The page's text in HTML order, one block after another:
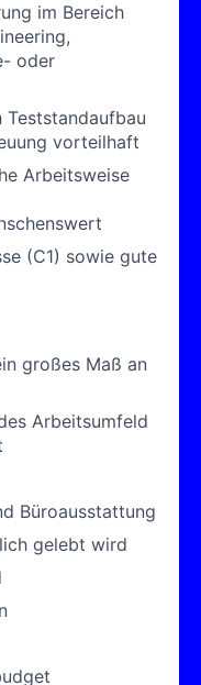
im Bereich
oder
Teststandaufbau
vorteilhaft
Arbeitsweise
(C1) sowie gute
großes Maß an
Arbeitsumfeld
Büroausstattung
gelebt wird